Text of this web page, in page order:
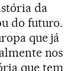
da
do futuro.
que já
nos
que tem